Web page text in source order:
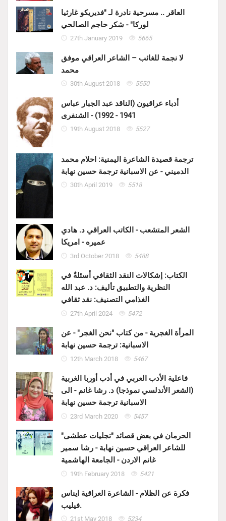
العاقر .. مسرحية نادرة لـ "فديريكو غارثيا
لوركا" - شكر حاجم الصالحي
27th January 2019 5665
لا نجمة للغائب – الشاعر العراقي موفق
محمد
30th August 2018 5550
أدباء عراقيون (الناقد عبد الجبار عباس
1941 - 1992) - الشنفرى
19th August 2018 5527
ترجمة قصيدة الشاعرة اليمنية: احلام محمد
الدميني - عن الاسبانية ترجمة حسين نهابة
30th April 2019 5518
الشعر المتشعب - الكاتب العراقي د. هادي
عميره - امريكا
3rd October 2018 5488
الكتاب: إشكالات النقد الثقافي أسئلةٌ في
النظرية والتطبيق تأليف: د. عبد الله
الغذامي التصنيف: نقد ثقافي
27th April 2024 5472
المرأة الغجرية - من كتاب "نحن الغجر" - عن
الاسبانية: ترجمة حسين نهابة
12th March 2018 5467
فاعلية الأدب العربي في أدب أوربا الغربية
(الشعر الأندلسي نموذجا) د. رشا غانم - الى
الاسبانية ترجمة حسين نهابة
23rd March 2020 5457
الحرمان في بعض قصائد "تجليات عطشى"
للشاعر العراقي حسين نهابة - رشا سمير
غانم الاردن - الجامعة الهاشمية
19th February 2018 5421
فكرة عن الظلام - الشاعرة العراقية ايناس
فيليب.
21st May 2018 5234